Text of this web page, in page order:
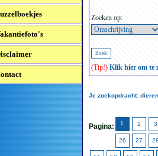
Zoeken op:
(Tip!) Klik hier om te
Je zoekopdracht:
Pagina: 1 2 3
26 27 28